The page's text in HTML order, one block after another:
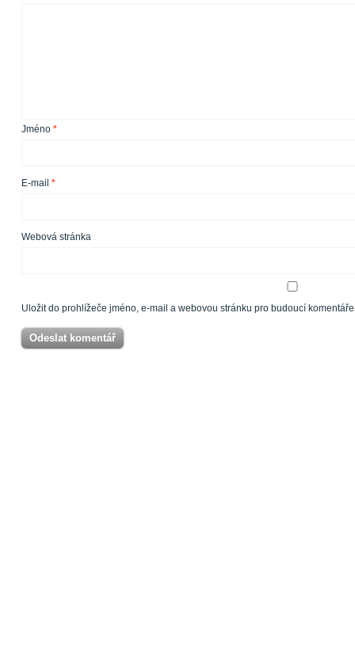
Jméno *
E-mail *
Webová stránka
Uložit do prohlížeče jméno, e-mail a webovou stránku pro budoucí